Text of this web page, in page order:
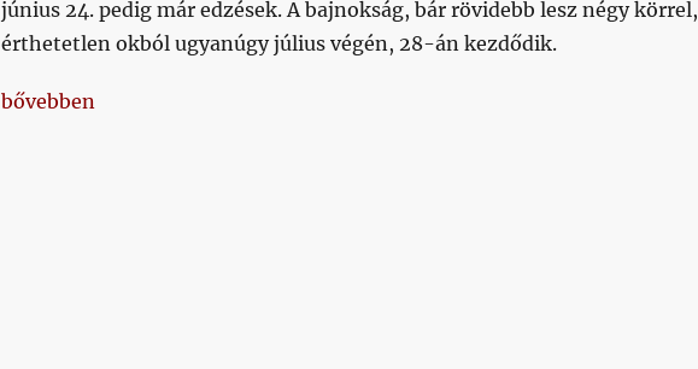
június 24. pedig már edzések. A bajnokság, bár rövidebb lesz négy körrel,
érthetetlen okból ugyanúgy július végén, 28-án kezdődik.
„Hetikispest 2024/06/06”
bővebben